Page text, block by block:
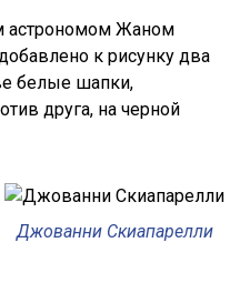
астрономом Жаном
к рисунку два
белые шапки,
друга, на черной
Джованни Скиапарелли